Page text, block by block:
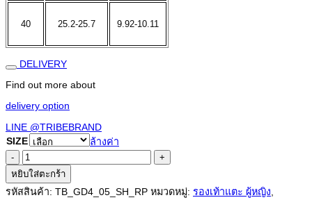
40 25.2-25.7 9.92-10.11
DELIVERY
Find out more about
delivery option
LINE @TRIBEBRAND
SIZE
ล้างค่า
จำนวน
RAW
URBANO
SANDALS
หยิบใส่ตะกร้า
รหัสสินค้า: TB_GD4_05_SH_RP หมวดหมู่: รองเท้าแตะ ผู้หญิง,